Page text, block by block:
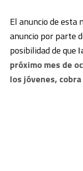
El anuncio de esta
anuncio por parte
posibilidad de que
próximo mes de
los jóvenes,